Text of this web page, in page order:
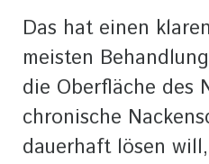
Das hat einen
meisten
die Oberfläche des
chronische
dauerhaft lösen